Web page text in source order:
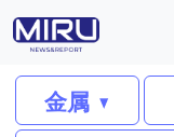
金属